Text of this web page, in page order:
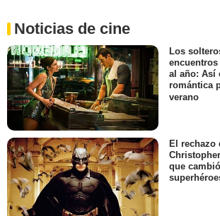
Noticias de cine
Los
al año: Así
romántica
verano
El rechazo
que